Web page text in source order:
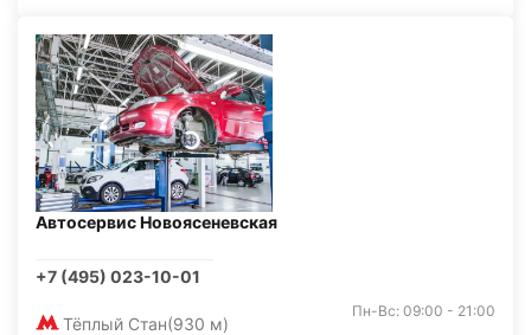
Автосервис Новоясеневская
+7 (495) 023-10-01
Тёплый Стан(930 м)
Пн-Вс: 09:00 - 21:00